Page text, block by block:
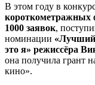
В этом году в
короткометражных
1000 заявок,
номинации
это я» режиссёра
она получила грант
кино».